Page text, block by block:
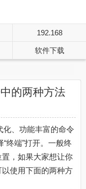
192.168
软件下载
的两种方法
化、功能丰富的命令
终端”打开。一般终
，如果大家想让你
使用下面的两种方